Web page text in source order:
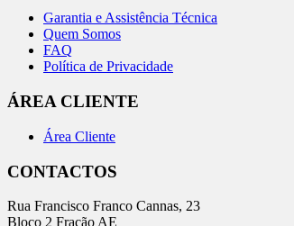
Garantia e Assistência Técnica
Quem Somos
FAQ
Política de Privacidade
ÁREA CLIENTE
Área Cliente
CONTACTOS
Rua Francisco Franco Cannas, 23
Bloco 2 Fração AE